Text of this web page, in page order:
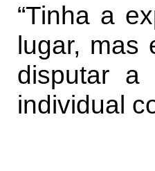
“Tinha a
lugar, mas
disputar a
individual